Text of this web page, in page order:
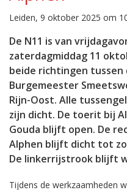
Leiden, 9 oktober 2025 om
De N11 is van
zaterdagmiddag 11
beide richtingen tussen
Burgemeester
Rijn-Oost. Alle
zijn dicht. De toerit bij
Gouda blijft open. De
Alphen blijft dicht tot
De linkerrijstrook blijft
Tijdens de werkzaamheden